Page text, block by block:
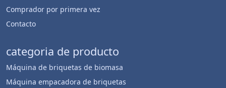
Comprador por primera vez
Contacto
categoria de producto
Máquina de briquetas de biomasa
Máquina empacadora de briquetas